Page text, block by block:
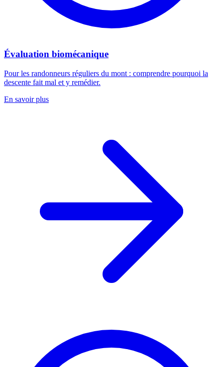
Évaluation biomécanique
Pour les randonneurs réguliers du mont : comprendre pourquoi la
descente fait mal et y remédier.
En savoir plus